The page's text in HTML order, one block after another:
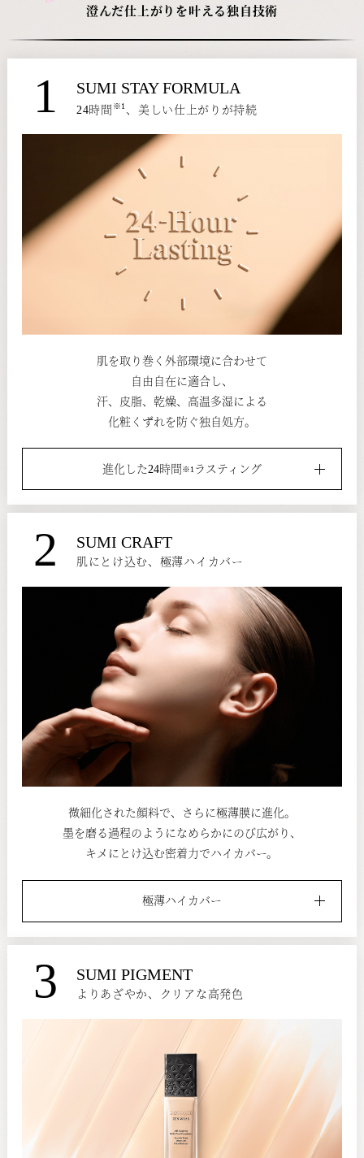
澄んだ仕上がりを叶える独自技術
1 SUMI STAY FORMULA
24時間 ※1 、美しい仕上がりが持続
肌を取り巻く外部環境に合わせて
自由自在に適合し、
汗、皮脂、乾燥、高温多湿による
化粧くずれを防ぐ独自処方。
進化した24時間 ※1ラスティング
2 SUMI CRAFT
肌にとけ込む、極薄ハイカバー
微細化された顔料で、さらに極薄膜に進化。
墨を磨る過程のようになめらかにのび広がり、
キメにとけ込む密着力でハイカバー。
極薄ハイカバー
3 SUMI PIGMENT
よりあざやか、クリアな高発色